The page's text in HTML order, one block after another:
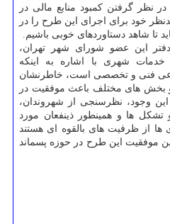
نظر گرفتن كمبود منابع مالی در
خود برای اجرای این طرح را در
تا شاهد دستاوردهای خوبی باشیم.
این عضو شورای شهر تهران،
شهری با اشاره به اینكه
فنی و تخصصی است، خاطرنشان
بخش های مختلف باعث موفقیت در
وجود، نظرسنجی از شهروندان،
تشكل ها و همینطور ذینفعان مورد
از ظرفیت های بالقوه ای هستند
موفقیت این طرح در حوزه پسماند